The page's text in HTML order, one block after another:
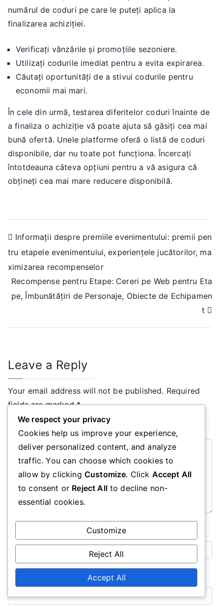
numărul de coduri pe care le puteți aplica la
finalizarea achiziției.
Verificați vânzările și promoțiile sezoniere.
Utilizați codurile imediat pentru a evita expirarea.
Căutați oportunități de a stivui codurile pentru
economii mai mari.
În cele din urmă, testarea diferitelor coduri înainte de
a finaliza o achiziție vă poate ajuta să găsiți cea mai
bună ofertă. Unele platforme oferă o listă de coduri
disponibile, dar nu toate pot funcționa. Încercați
întotdeauna câteva opțiuni pentru a vă asigura că
obțineți cea mai mare reducere disponibilă.
Post
navigation
Informații despre premiile evenimentului: premii pen
tru etapele evenimentului, experiențele jucătorilor, ma
ximizarea recompenselor
Recompense pentru Etape: Cereri pe Web pentru Eta
pe, Îmbunătățiri de Personaje, Obiecte de Echipamen
t
Leave a Reply
Your email address will not be published. Required
fields are marked*
Comment
We respect your privacy
Cookies help us improve your experience,
deliver personalized content, and analyze
traffic. You can choose which cookies to
allow by clicking Customize. Click Accept All
to consent or Reject Allto decline non-
essential cookies.
Customize
Reject All
Accept All